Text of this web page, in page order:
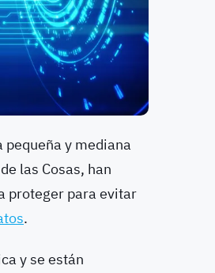
pequeña y mediana
las Cosas, han
proteger para evitar
.
y se están